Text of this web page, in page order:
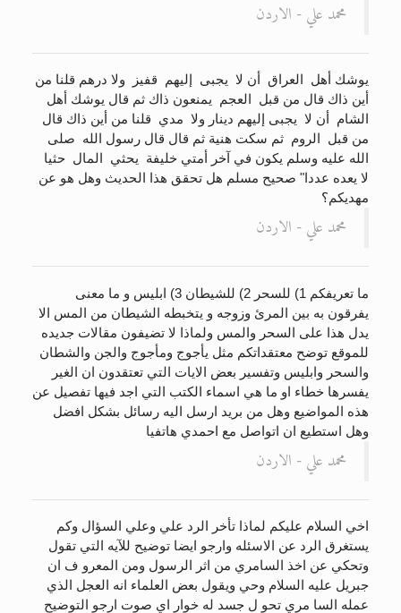
محمد علي - الاردن
يوشك أهل ‏ ‏العراق ‏ ‏أن لا ‏ ‏يجبى ‏ ‏إليهم ‏ ‏قفيز ‏ ‏ولا درهم قلنا من
أين ذاك قال من قبل ‏ ‏العجم ‏ ‏يمنعون ذاك ثم قال يوشك أهل ‏
‏الشام ‏ ‏أن لا ‏ ‏يجبى إليهم دينار ولا ‏ ‏مدي ‏ ‏قلنا من أين ذاك قال
من قبل ‏ ‏الروم ‏ ‏ثم سكت هنية ثم قال قال رسول الله ‏ ‏صلى
الله عليه وسلم ‏يكون في آخر أمتي خليفة ‏ ‏يحثي ‏ ‏المال ‏ ‏حثيا ‏
‏لا يعده عددا" صحيح مسلم هل تحقق هذا الحديث وهل هو عن
مهديكم؟
محمد علي - الاردن
ما تعريفكم 1) للسحر 2) للشيطان 3) ابليس و ما معنى
يفرقون به بين المرئ وزوجه و يتخبطه الشيطان من المس الا
يدل هذا على السحر والمس ولماذا لا تضيفون مقالات جديده
للموقع توضح معتقداتكم مثل يأجوج ومأجوج والجن والشطان
والسحر وابليس وتفسير بعض الايات التي تعتقدون ان الغير
يفسرها خطاء او ما هي اسماء الكتب التي اجد فيها تفصيل عن
هذه المواضيع وهل من بريد ارسل اليه رسائل بشكل افضل
وهل استطيع ان اتواصل مع احمدي هاتفيا
محمد علي - الاردن
اخي السلام عليكم لماذا تأخر الرد علي وعلي السؤال وكم
يستغرق الرد عن الاسئله وارجو ايضا توضيح للآيه التي تقول
وتحكي عن اخذ السامري من اثر الرسول ومن المعرو ف ان
جبريل عليه السلام وحي ويقول بعض العلماء انه العجل الذي
عمله السا مري تحو ل جسد له خوار اي صوت ارجو التوضيح